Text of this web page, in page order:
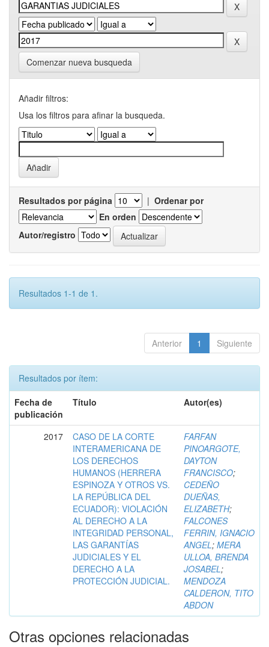
Comenzar nueva busqueda
Añadir filtros:
Usa los filtros para afinar la busqueda.
Resultados por página | Ordenar por
En orden
Autor/registro
Resultados 1-1 de 1.
Anterior 1 Siguiente
Resultados por ítem:
Fecha de
publicación
Título Autor(es)
2017
CASO DE LA CORTE
INTERAMERICANA DE
LOS DERECHOS
HUMANOS (HERRERA
ESPINOZA Y OTROS VS.
LA REPÚBLICA DEL
ECUADOR): VIOLACIÓN
AL DERECHO A LA
INTEGRIDAD PERSONAL,
LAS GARANTÍAS
JUDICIALES Y EL
DERECHO A LA
PROTECCIÓN JUDICIAL.
FARFAN
PINOARGOTE,
DAYTON
FRANCISCO;
CEDEÑO
DUEÑAS,
ELIZABETH;
FALCONES
FERRIN, IGNACIO
ANGEL; MERA
ULLOA, BRENDA
JOSABEL;
MENDOZA
CALDERON, TITO
ABDON
Otras opciones relacionadas